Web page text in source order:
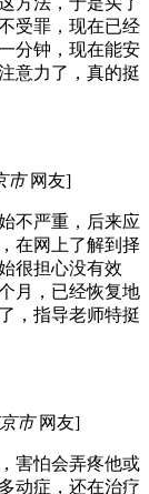
受罪，现在已经
分钟，现在能安
意力了，真的挺
市网友]
不严重，后来应
在网上了解到择
很担心没有效
月，已经恢复地
，指导老师特挺
市网友]
害怕会弄疼他或
动症，还在治疗